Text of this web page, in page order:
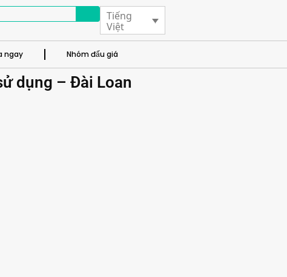
Tiếng
Việt
ngay Nhóm đấu giá
dụng – Đài Loan